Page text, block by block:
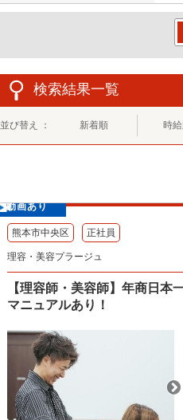
検索結果一覧
並び替え ： 新着順 時
動画あり
熊本市中央区 正社員
理容・美容プラージュ
【理容師・美容師】年商日本
マニュアルあり！